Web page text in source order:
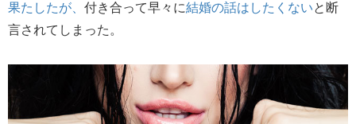
果たしたが、 付き合って早々に結婚の話はしたくないと断
言されてしまった。